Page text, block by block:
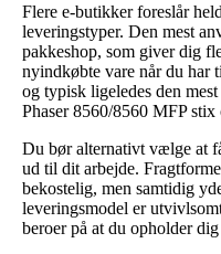
Flere e-butikker foreslår
leveringstyper. Den mest
pakkeshop, som giver dig
nyindkøbte vare når du har
og typisk ligeledes den
Phaser 8560/8560 MFP
Du bør alternativt vælge at
ud til dit arbejde.
bekostelig, men samtidig
leveringsmodel er
beroer på at du opholder